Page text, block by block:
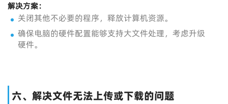
解决方案：
关闭其他不必要的程序，释放计算机资源。
确保电脑的硬件配置能够支持大文件处理，考虑升级
硬件。
六、解决文件无法上传或下载的问题